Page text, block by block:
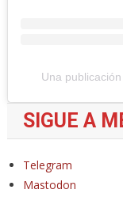
Una
SIGUE A
Telegram
Mastodon